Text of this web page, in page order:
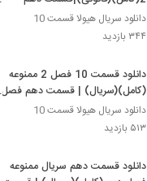
سریالممنوعه فصل دوم - دانلود
قانونی
دانلود سریال هیولا قسمت 10
۳۴۴ بازدید
دانلود قسمت 10 فصل 2 ممنوعه
(کامل)(سریال) | قسمت دهم فصل
دوم سریال ممنوعه (FULL HD)
دانلود سریال هیولا قسمت 10
۵۱۳ بازدید
دانلود قسمت دهم سریال ممنوعه